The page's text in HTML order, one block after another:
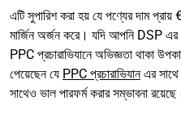
এটি সুপারিশ করা হয় যে পণ্যের দাম
মার্জিন অর্জন করে। যদি আপনি DSP
PPC প্রচারাভিযানে অভিজ্ঞতা থাকা
পেয়েছেন যে PPC প্রচারাভিযানএর সাথে
সাথেও ভাল পারফর্ম করার সম্ভাবনা রয়েছে।